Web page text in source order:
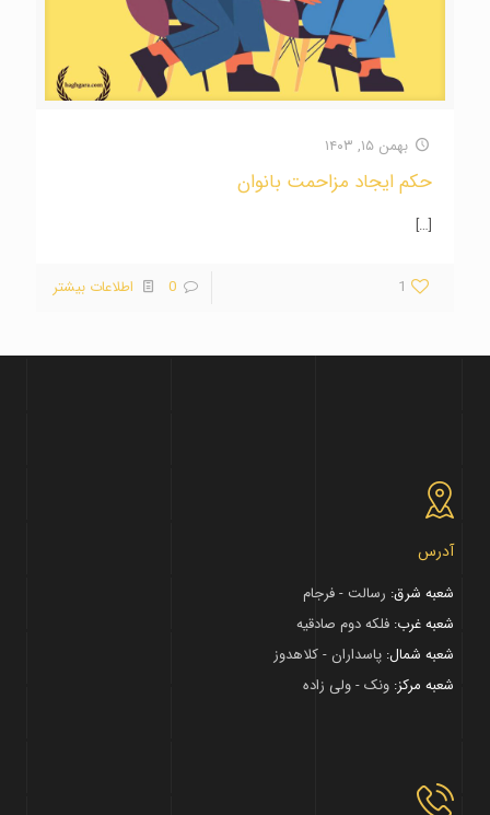
بهمن ۱۵, ۱۴۰۳
حکم ایجاد مزاحمت بانوان
[…]
1
0 اطلاعات بیشتر
آدرس
شعبه شرق: رسالت - فرجام
شعبه غرب: فلکه دوم صادقیه
شعبه شمال: پاسداران - کلاهدوز
شعبه مرکز: ونک - ولی زاده